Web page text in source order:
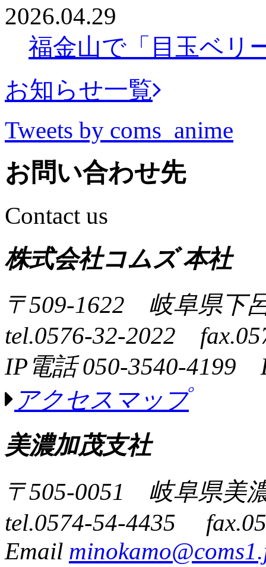
2026.04.29
福金山で「目玉ベリ
お知らせ一覧
Tweets by coms_anime
お問い合わせ先
Contact us
株式会社コムズ 本社
〒509-1622 岐阜県下
tel.0576-32-2022
IP電話 050-3540-4199
アクセスマップ
美濃加茂支社
〒505-0051 岐阜県美
tel.0574-54-4435
Email